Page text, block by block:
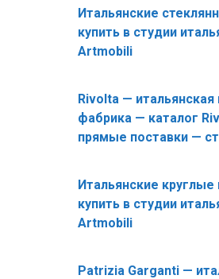
Итальянские
купить в студии
Artmobili
Rivolta —
фабрика — каталог
прямые поставки —
Итальянские круглые
купить в студии
Artmobili
Patrizia Garganti —